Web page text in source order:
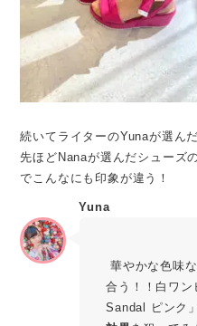
続いてライターのYunaが選ん
先ほどNanaが選んだシューズ
でこんなにも印象が違う！
Yuna
華やかな色味
合う！！白ワ
Sandal ピンク